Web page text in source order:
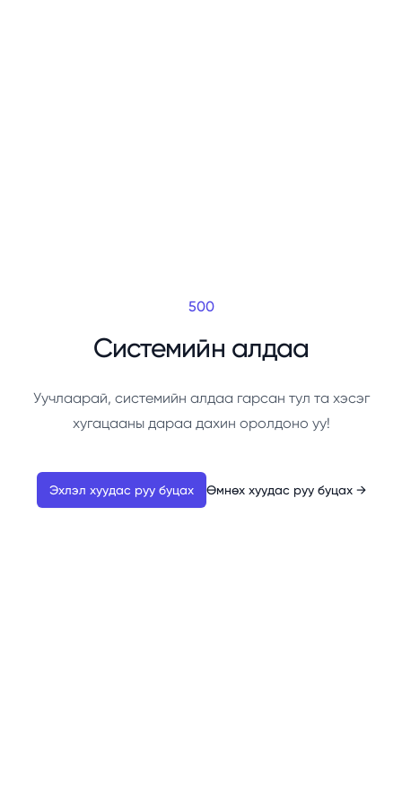
500
Системийн алдаа
Уучлаарай, системийн алдаа гарсан тул та хэсэг
хугацааны дараа дахин оролдоно уу!
Эхлэл хуудас руу буцах Өмнөх хуудас руу буцах →